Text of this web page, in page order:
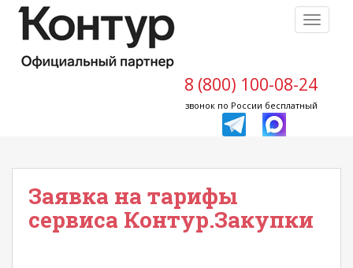
8 (800) 100-08-24
звонок по России бесплатный
Заявка на тарифы
сервиса Контур.Закупки